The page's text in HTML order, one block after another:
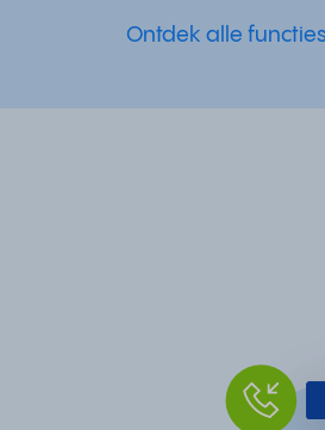
Ontdek alle functies